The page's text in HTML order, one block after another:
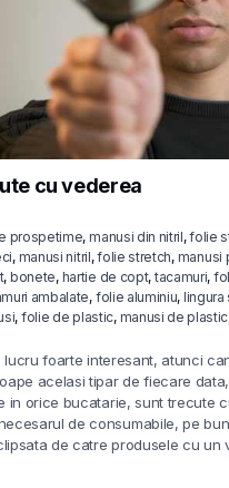
cu vederea
prospetime, manusi din nitril, folie
, manusi nitril, folie stretch, manusi
, bonete, hartie de copt, tacamuri,
ambalate, folie aluminiu, lingura
, folie de plastic, manusi de plastic
foarte interesant, atunci
acelasi tipar de fiecare
in orice bucatarie, sunt trecute
de consumabile, pe
de catre produsele cu un